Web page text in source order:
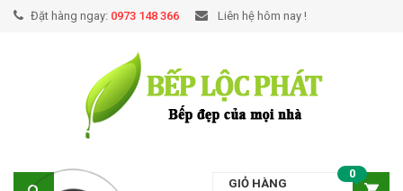
Đặt hàng ngay: 0973 148 366 Liên hệ hôm nay !
GIỎ HÀNG
0